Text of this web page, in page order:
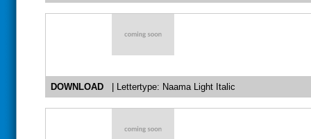
DOWNLOAD | Lettertype: Naama Light Italic